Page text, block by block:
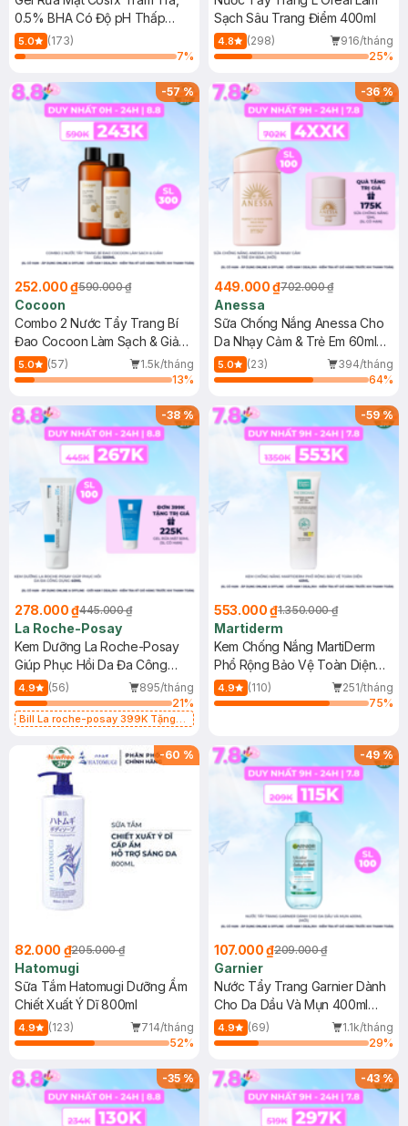
0.5% BHA Có Độ pH Thấp
150ml
5.0
(173)
7%
Sạch Sâu Trang Điểm 400ml
4.8 (298)
916/tháng
25%
-57%
252.000 ₫590.000 ₫
Cocoon
Combo 2 Nước Tẩy Trang Bí
Đao Cocoon Làm Sạch & Giảm
Dầu 500ml
5.0 (57)
1.5k/tháng
13%
-36%
449.000 ₫702.000 ₫
Anessa
Sữa Chống Nắng Anessa Cho
Da Nhạy Cảm & Trẻ Em 60ml
(Mới)
5.0 (23)
394/tháng
64%
-38%
278.000 ₫445.000 ₫
La Roche-Posay
Kem Dưỡng La Roche-Posay
Giúp Phục Hồi Da Đa Công
Dụng 40ml
4.9 (56)
895/tháng
21%
Bill La roche-posay 399K Tặng
(SL có hạn)
-59%
553.000 ₫1.350.000 ₫
Martiderm
Kem Chống Nắng MartiDerm
Phổ Rộng Bảo Vệ Toàn Diện
40ml
4.9 (110)
251/tháng
75%
-60 %
82.000 ₫205.000 ₫
Hatomugi
Sữa Tắm Hatomugi Dưỡng Ẩm
Chiết Xuất Ý Dĩ 800ml
4.9 (123)
714/tháng
52%
-49%
107.000 ₫209.000 ₫
Garnier
Nước Tẩy Trang Garnier Dành
Cho Da Dầu Và Mụn 400ml
(Mới)
4.9 (69)
1.1k/tháng
29%
-35% -43%